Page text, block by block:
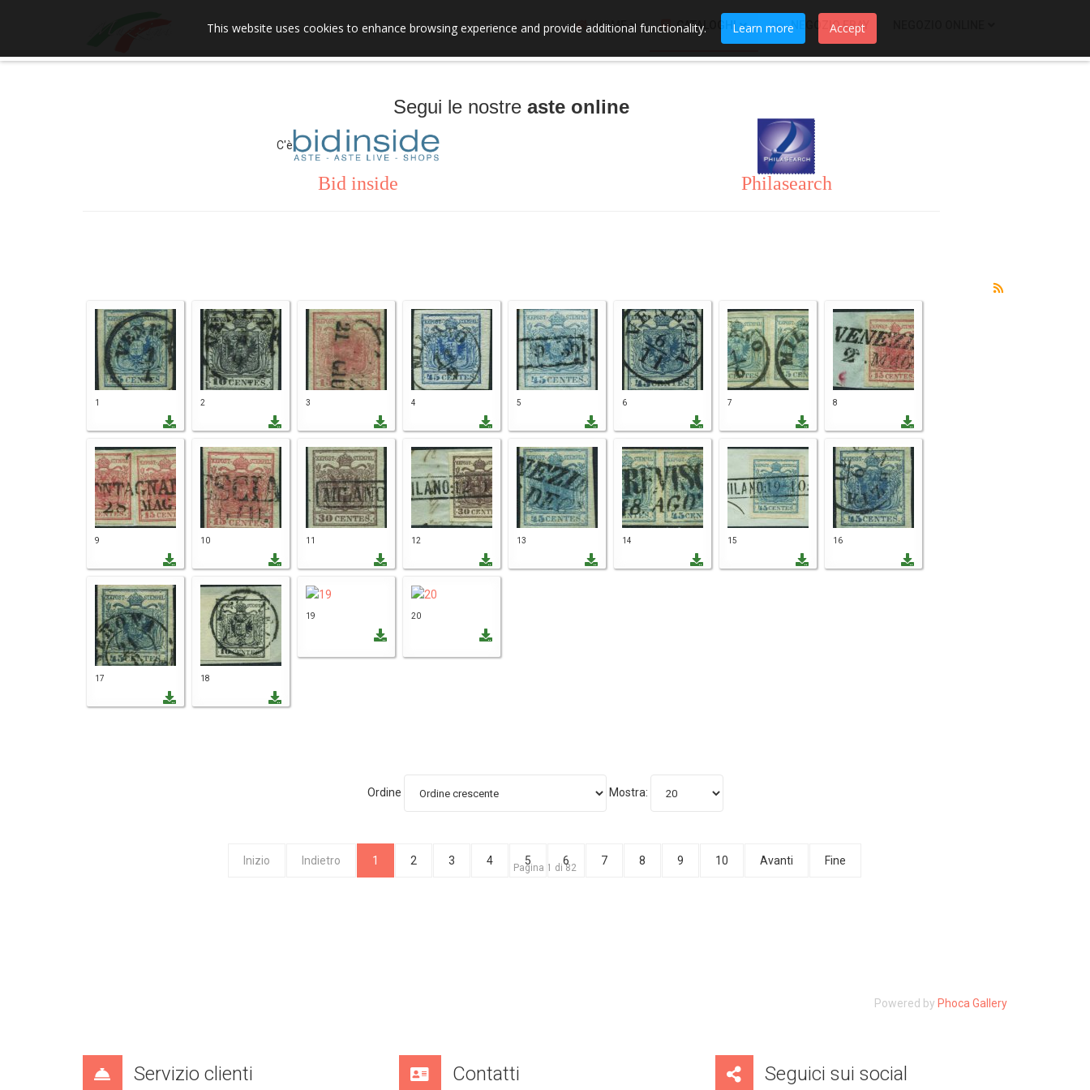
HOME CATALOGHI NEGOZIO EBAY
Segui le nostre aste online
C'è
Bid inside Philasearch
1 2 3 4 5 6 7 8
9 10 11 12 13 14 15 16
17 18
19 20
Ordine Mostra:
Pagina 1 di 82
Inizio Indietro 1 2 3 4 5 6 7 8 9 10 Avanti Fine
Powered by Phoca Gallery
Servizio clienti Contatti Seguici sui social
This website uses cookies to enhance browsing experience and provide additional functionality. Learn more Accept